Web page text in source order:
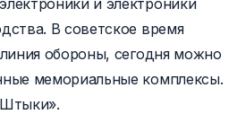
и электроники
В советское время
обороны, сегодня можно
мемориальные комплексы.